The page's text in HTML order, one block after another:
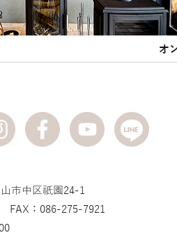
市中区祇園24-1
：086-275-7921